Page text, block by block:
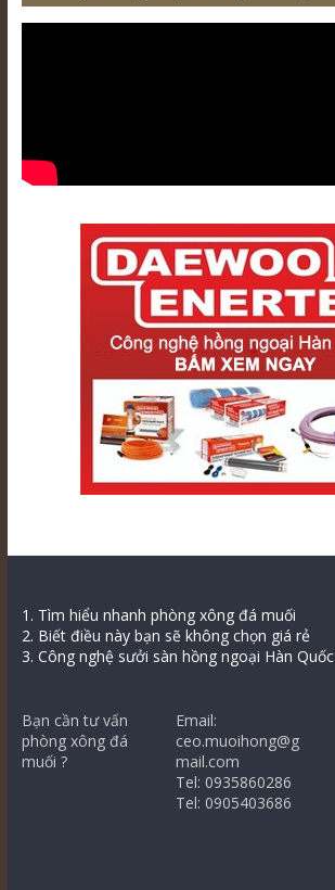
1. Tìm hiểu nhanh phòng xông đá muối
2. Biết điều này bạn sẽ không chọn giá rẻ
3. Công nghệ sưởi sàn hồng ngoại Hàn Quốc
Bạn cần tư vấn
phòng xông đá
muối ?
Email:
ceo.muoihong@g
mail.com
Tel: 0935860286
Tel: 0905403686